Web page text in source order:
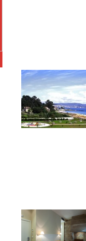
más
Hoteles
Hoteles en España,
Hoteles en Castilla